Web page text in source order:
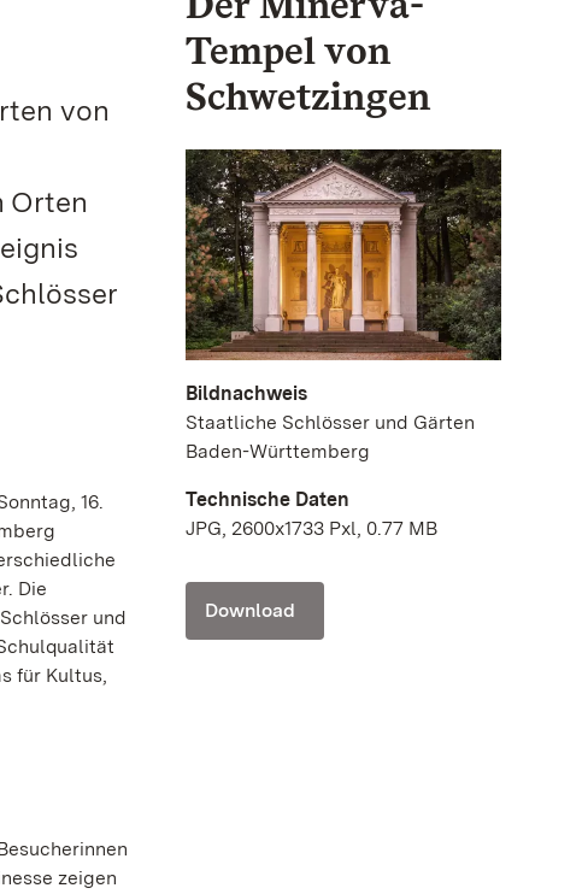
von
Orten
16.
Die
und
für Kultus,
zeigen
Tempel von
Schwetzingen
Bildnachweis
Staatliche Schlösser und Gärten
Baden-Württemberg
Technische Daten
JPG, 2600x1733 Pxl, 0.77 MB
Download